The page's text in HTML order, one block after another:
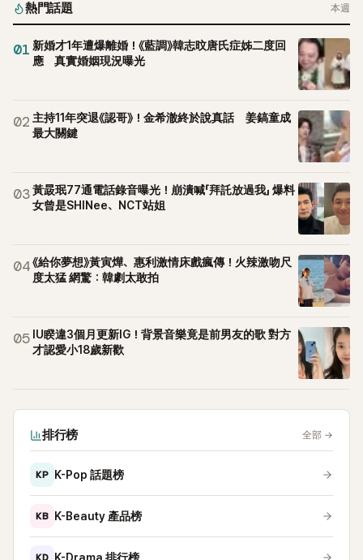
熱門話題 本週
01 新婚才1年遭爆離婚！《藍調》韓志旼唐氏症姊二度回
應 真實婚姻現況曝光
02 主持11年突退《認哥》！金希澈終於說真話 姜鎬童成
最大關鍵
03黃晸珉77通電話錄音曝光！崩潰喊「拜託放過我」 爆料
女曾是SHINee、NCT站姐
04《給你夢想》黃寅燁、惠利激情床戲瘋傳！火辣激吻尺
度太猛 網驚：韓劇太敢拍
05 IU睽違3個月更新IG！背景音樂竟是前男友的歌 對方
才認愛小18歲新歡
排行榜 全部 →
KP K-Pop 話題榜
KB K-Beauty 產品榜